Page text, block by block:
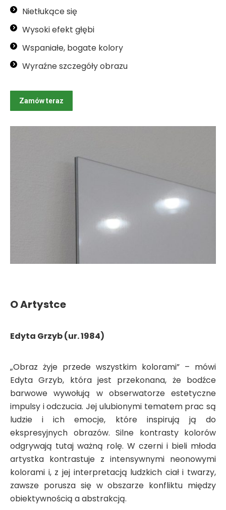
Nietłukące się
Wysoki efekt głębi
Wspaniałe, bogate kolory
Wyraźne szczegóły obrazu
Zamów teraz
O Artystce
Edyta Grzyb (ur. 1984)
„Obraz żyje przede wszystkim kolorami” – mówi
Edyta Grzyb, która jest przekonana, że ​​bodźce
barwowe wywołują w obserwatorze estetyczne
impulsy i odczucia. Jej ulubionymi tematem prac są
ludzie i ich emocje, które inspirują ją do
ekspresyjnych obrazów. Silne kontrasty kolorów
odgrywają tutaj ważną rolę. W czerni i bieli młoda
artystka kontrastuje z intensywnymi neonowymi
kolorami i, z jej interpretacją ludzkich ciał i twarzy,
zawsze porusza się w obszarze konfliktu między
obiektywnością a abstrakcją.